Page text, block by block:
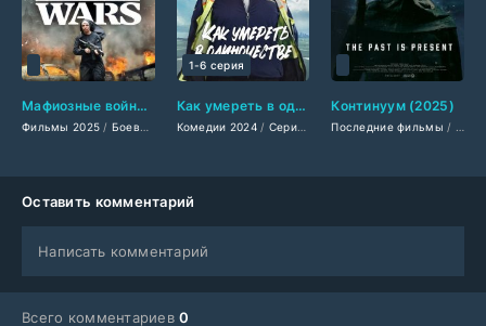
Мафиозные войны (2025)
Фильмы 2025 / Боевики 2025 /Триллеры 2025/ Зарубежные фильмы 2025
Как умереть в одиночестве (2024)
Комедии 2024 / Сериалы 2024 /Фильмы 2024/
1-6 серия
Континуум (2025)
Последние фильмы /
Оставить комментарий
Написать комментарий
Всего комментариев0